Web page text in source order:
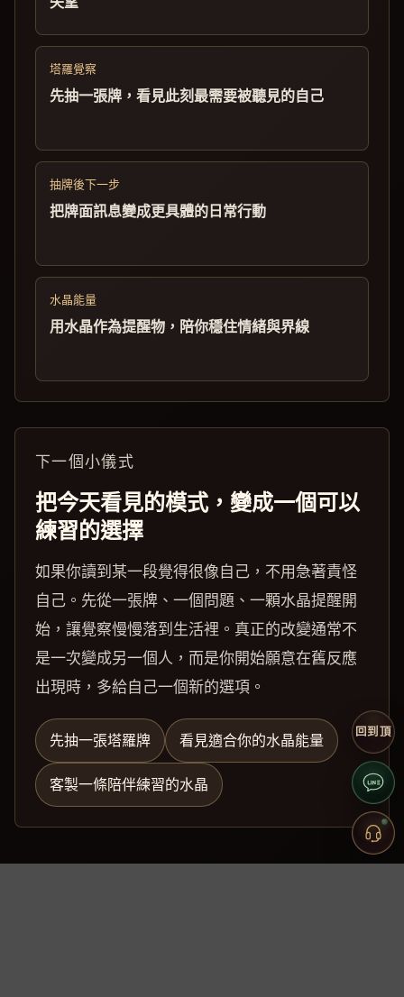
塔羅覺察
先抽一張牌，看見此刻最需要被聽見的自己
抽牌後下一步
把牌面訊息變成更具體的日常行動
水晶能量
用水晶作為提醒物，陪你穩住情緒與界線
下一個小儀式
把今天看見的模式，變成一個可以
練習的選擇
如果你讀到某一段覺得很像自己，不用急著責怪
自己。先從一張牌、一個問題、一顆水晶提醒開
始，讓覺察慢慢落到生活裡。真正的改變通常不
是一次變成另一個人，而是你開始願意在舊反應
出現時，多給自己一個新的選項。
先抽一張塔羅牌 看見適合你的水晶能量
客製一條陪伴練習的水晶
回到頂